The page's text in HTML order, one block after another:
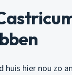
hier nou zo